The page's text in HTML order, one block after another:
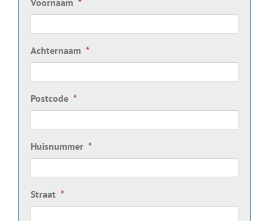
Voornaam *
Achternaam *
Postcode *
Huisnummer *
Straat *